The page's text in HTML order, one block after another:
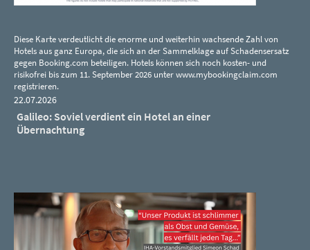
Diese Karte verdeutlicht die enorme und weiterhin wachsende Zahl von
Hotels aus ganz Europa, die sich an der Sammelklage auf Schadensersatz
gegen Booking.com beteiligen. Hotels können sich noch kosten- und
risikofrei bis zum 11. September 2026 unter www.mybookingclaim.com
registrieren.
22.07.2026
Galileo: Soviel verdient ein Hotel an einer
Übernachtung